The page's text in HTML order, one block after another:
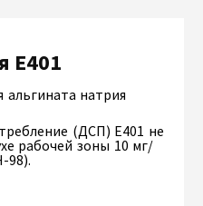
Е401
альгината натрия
(ДСП) Е401 не
рабочей зоны 10 мг/
98).